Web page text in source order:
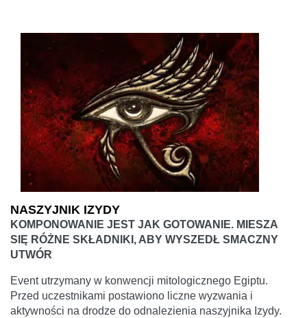
NASZYJNIK IZYDY
KOMPONOWANIE JEST JAK GOTOWANIE. MIESZA
SIĘ RÓŻNE SKŁADNIKI, ABY WYSZEDŁ SMACZNY
UTWÓR
Event utrzymany w konwencji mitologicznego Egiptu.
Przed uczestnikami postawiono liczne wyzwania i
aktywności na drodze do odnalezienia naszyjnika Izydy.